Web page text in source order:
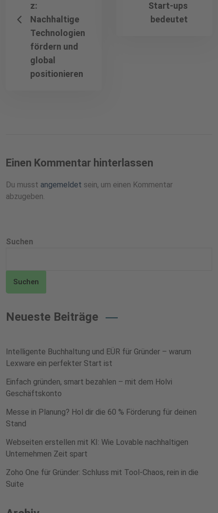
z:
Nachhaltige
Technologien
fördern und
global
positionieren
Start-ups
bedeutet
Einen Kommentar hinterlassen
Du musst angemeldet sein, um einen Kommentar
abzugeben.
Suchen
Suchen
Neueste Beiträge
Intelligente Buchhaltung und EÜR für Gründer – warum
Lexware ein perfekter Start ist
Einfach gründen, smart bezahlen – mit dem Holvi
Geschäftskonto
Messe in Planung? Hol dir die 60 % Förderung für deinen
Stand
Webseiten erstellen mit KI: Wie Lovable nachhaltigen
Unternehmen Zeit spart
Zoho One für Gründer: Schluss mit Tool-Chaos, rein in die
Suite